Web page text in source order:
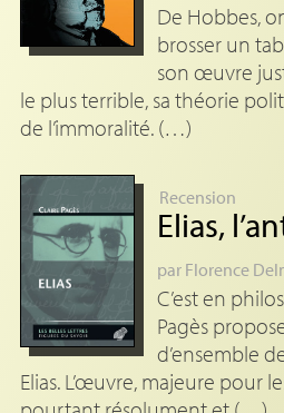
De Hobbes,
brosser un
son œuvre
le plus terrible, sa théorie
de l’immoralité. (…)
Recension
Elias,
par Florence
C’est en
Pagès
d’ensemble
Elias. L’œuvre, majeure pour